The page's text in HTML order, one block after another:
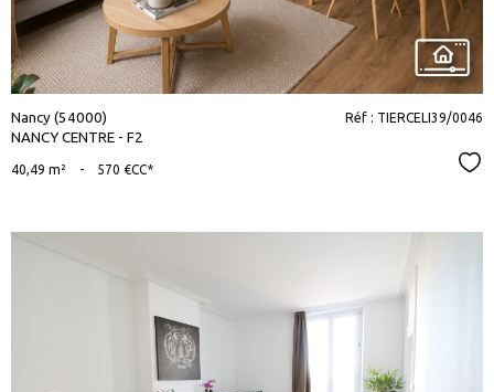
Nancy (54000)
NANCY CENTRE - F2
Réf : TIERCELI39/0046
40,49 m² - 570 €CC*
voir le